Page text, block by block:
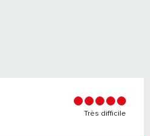
Très difficile